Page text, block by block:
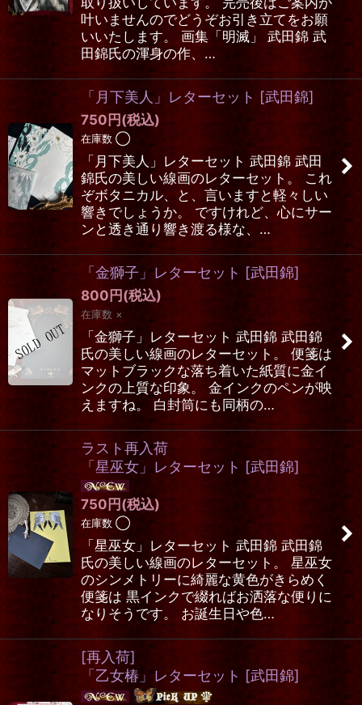
叶いませんのでどうぞお引き立てをお願
いいたします。 画集「明滅」 武田錦 武
田錦氏の渾身の作、…
「月下美人」レターセット [武田錦]
750円(税込)
在庫数 ◯
「月下美人」レターセット 武田錦 武田
錦氏の美しい線画のレターセット。 これ
ぞボタニカル、と、言いますと軽々しい
響きでしょうか。 ですけれど、心にサー
ンと透き通り響き渡る様な、…
「金獅子」レターセット [武田錦]
800円(税込)
在庫数 ×
「金獅子」レターセット 武田錦 武田錦
氏の美しい線画のレターセット。 便箋は
マットブラックな落ち着いた紙質に金イ
ンクの上質な印象。 金インクのペンが映
えますね。 白封筒にも同柄の…
ラスト再入荷
「星巫女」レターセット [武田錦]
750 円 (税込)
在庫数 ◯
「星巫女」レターセット 武田錦 武田錦
氏の美しい線画のレターセット。 星巫女
のシンメトリーに綺麗な黄色がきらめく
便箋は 黒インクで綴ればお洒落な便りに
なりそうです。 お誕生日や色…
[再入荷]
「乙女椿」レターセット [武田錦]